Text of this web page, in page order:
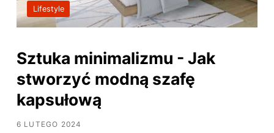
Lifestyle
Sztuka minimalizmu - Jak
stworzyć modną szafę
kapsułową
6 LUTEGO 2024